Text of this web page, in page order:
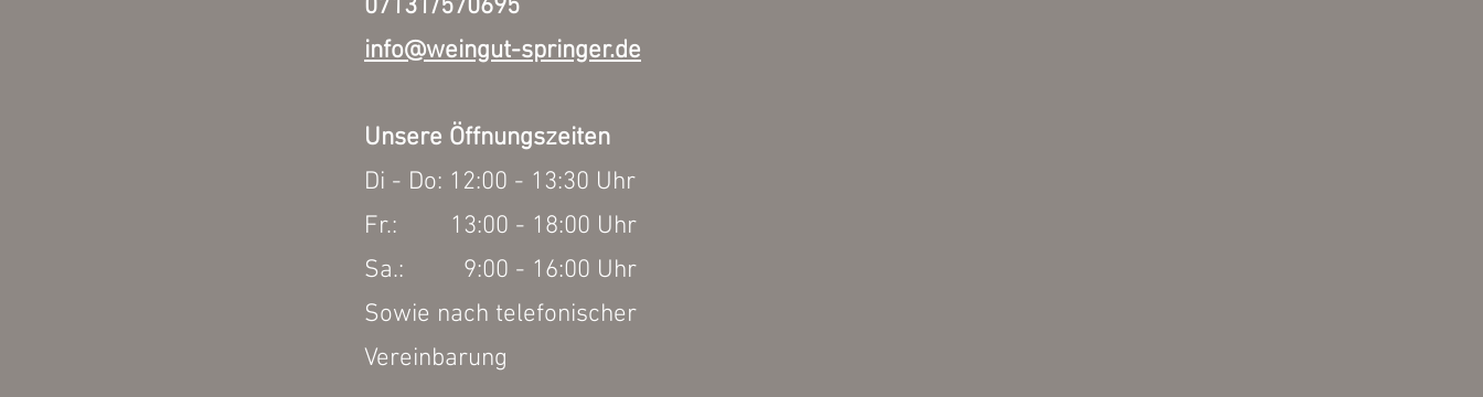
07131/570695
info@weingut-springer.de
Unsere Öffnungszeiten
Di - Do: 12:00 - 13:30 Uhr
Fr.: 13:00 - 18:00 Uhr
Sa.: 9:00 - 16:00 Uhr
Sowie nach telefonischer
Vereinbarung